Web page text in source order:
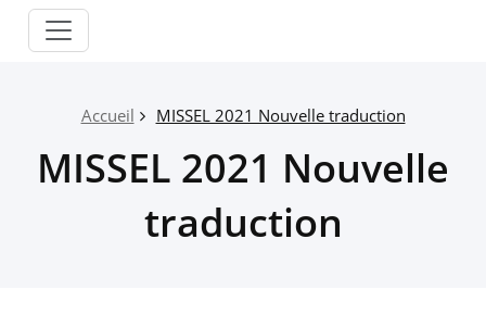
Passer
Paroisse
Salon
Accueil MISSEL 2021 Nouvelle traduction
MISSEL 2021 Nouvelle
traduction